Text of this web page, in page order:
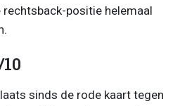
positie helemaal
sinds de rode kaart tegen